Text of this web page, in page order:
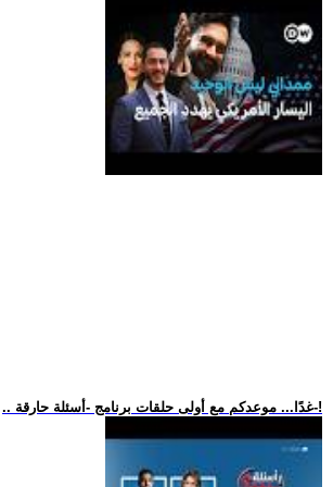
.. غدًا... موعدكم مع أولى حلقات برنامج -أسئلة حارقة-!